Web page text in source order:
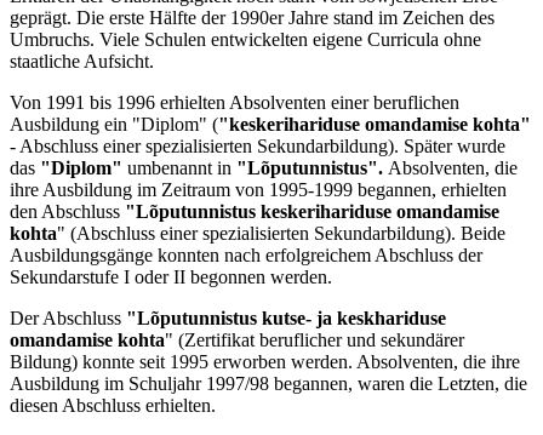
geprägt. Die erste Hälfte der 1990er Jahre stand im Zeichen des
Umbruchs. Viele Schulen entwickelten eigene Curricula ohne
staatliche Aufsicht.
Von 1991 bis 1996 erhielten Absolventen einer beruflichen
Ausbildung ein "Diplom" ("keskerihariduse omandamise kohta"
- Abschluss einer spezialisierten Sekundarbildung). Später wurde
das "Diplom" umbenannt in "Lõputunnistus". Absolventen, die
ihre Ausbildung im Zeitraum von 1995-1999 begannen, erhielten
den Abschluss "Lõputunnistus keskerihariduse omandamise
kohta" (Abschluss einer spezialisierten Sekundarbildung). Beide
Ausbildungsgänge konnten nach erfolgreichem Abschluss der
Sekundarstufe I oder II begonnen werden.
Der Abschluss "Lõputunnistus kutse- ja keskhariduse
omandamise kohta" (Zertifikat beruflicher und sekundärer
Bildung) konnte seit 1995 erworben werden. Absolventen, die ihre
Ausbildung im Schuljahr 1997/98 begannen, waren die Letzten, die
diesen Abschluss erhielten.